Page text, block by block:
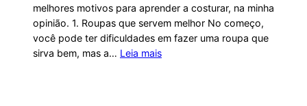
melhores motivos para aprender a costurar, na minha
opinião. 1. Roupas que servem melhor No começo,
você pode ter dificuldades em fazer uma roupa que
sirva bem, mas a… Leia mais